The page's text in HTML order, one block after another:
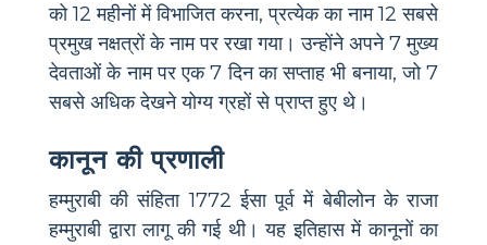
को 12 महीनों में विभाजित करना, प्रत्येक का नाम 12 सबसे
प्रमुख नक्षत्रों के नाम पर रखा गया। उन्होंने अपने 7 मुख्य
देवताओं के नाम पर एक 7 दिन का सप्ताह भी बनाया, जो 7
सबसे अधिक देखने योग्य ग्रहों से प्राप्त हुए थे।
कानून की प्रणाली
हम्मुराबी की संहिता 1772 ईसा पूर्व में बेबीलोन के राजा
हम्मुराबी द्वारा लागू की गई थी। यह इतिहास में कानूनों का